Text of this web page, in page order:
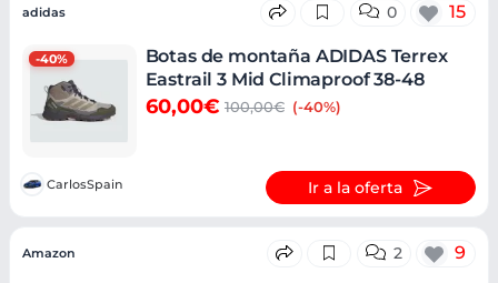
-40%
adidas 0 15
Botas de montaña ADIDAS Terrex
Eastrail 3 Mid Climaproof 38-48
60,00€ 100,00€ (-40%)
CarlosSpain Ir a la oferta
Amazon 2 9